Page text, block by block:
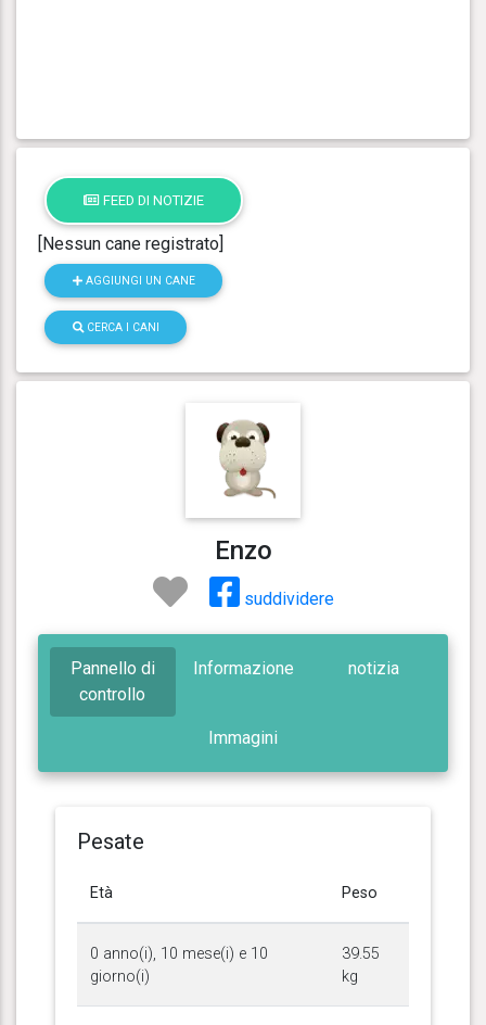
FEED DI NOTIZIE
[Nessun cane registrato]
AGGIUNGI UN CANE
CERCA I CANI
Enzo
suddividere
Pannello di
controllo
Informazione notizia
Immagini
Pesate
Età Peso
0 anno(i), 10 mese(i) e 10
giorno(i)
39.55
kg